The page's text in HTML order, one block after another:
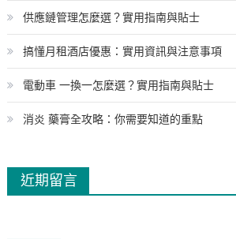
供應鏈管理怎麼選？實用指南與貼士
搞懂月租酒店優惠：實用資訊與注意事項
電動車 一換一怎麼選？實用指南與貼士
消炎 藥膏全攻略：你需要知道的重點
近期留言